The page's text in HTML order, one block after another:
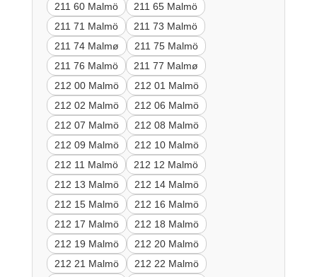
211 60 Malmö
211 65 Malmö
211 71 Malmö
211 73 Malmö
211 74 Malmø
211 75 Malmö
211 76 Malmö
211 77 Malmø
212 00 Malmö
212 01 Malmö
212 02 Malmö
212 06 Malmö
212 07 Malmö
212 08 Malmö
212 09 Malmö
212 10 Malmö
212 11 Malmö
212 12 Malmö
212 13 Malmö
212 14 Malmö
212 15 Malmö
212 16 Malmö
212 17 Malmö
212 18 Malmö
212 19 Malmö
212 20 Malmö
212 21 Malmö
212 22 Malmö